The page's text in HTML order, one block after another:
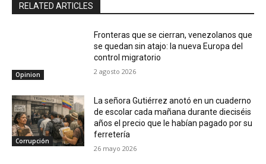
RELATED ARTICLES
Opinion
Fronteras que se cierran, venezolanos que
se quedan sin atajo: la nueva Europa del
control migratorio
2 agosto 2026
Corrupción
La señora Gutiérrez anotó en un cuaderno
de escolar cada mañana durante dieciséis
años el precio que le habían pagado por su
ferretería
26 mayo 2026